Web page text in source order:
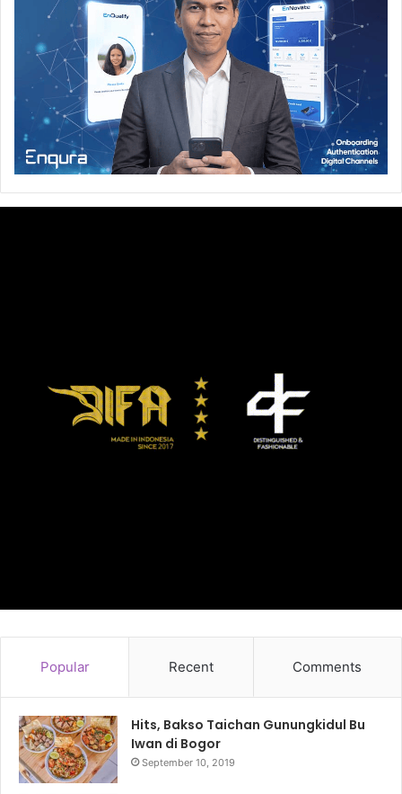
Popular Recent Comments
Hits, Bakso Taichan Gunungkidul Bu
Iwan di Bogor
September 10, 2019